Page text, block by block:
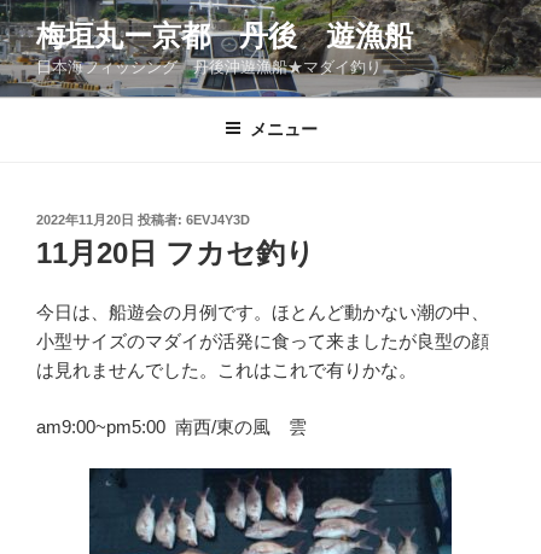
コ
ン
テ
ン
梅垣丸ー京都 丹後 遊漁船
日本海フィッシング 丹後沖遊漁船★マダイ釣り
メニュー
投
稿
日:
2022年11月20日 投稿者: 6EVJ4Y3D
11月20日 フカセ釣り
今日は、船遊会の月例です。ほとんど動かない潮の中、
小型サイズのマダイが活発に食って来ましたが良型の顔
は見れませんでした。これはこれで有りかな。
am9:00~pm5:00 南西/東の風 雲